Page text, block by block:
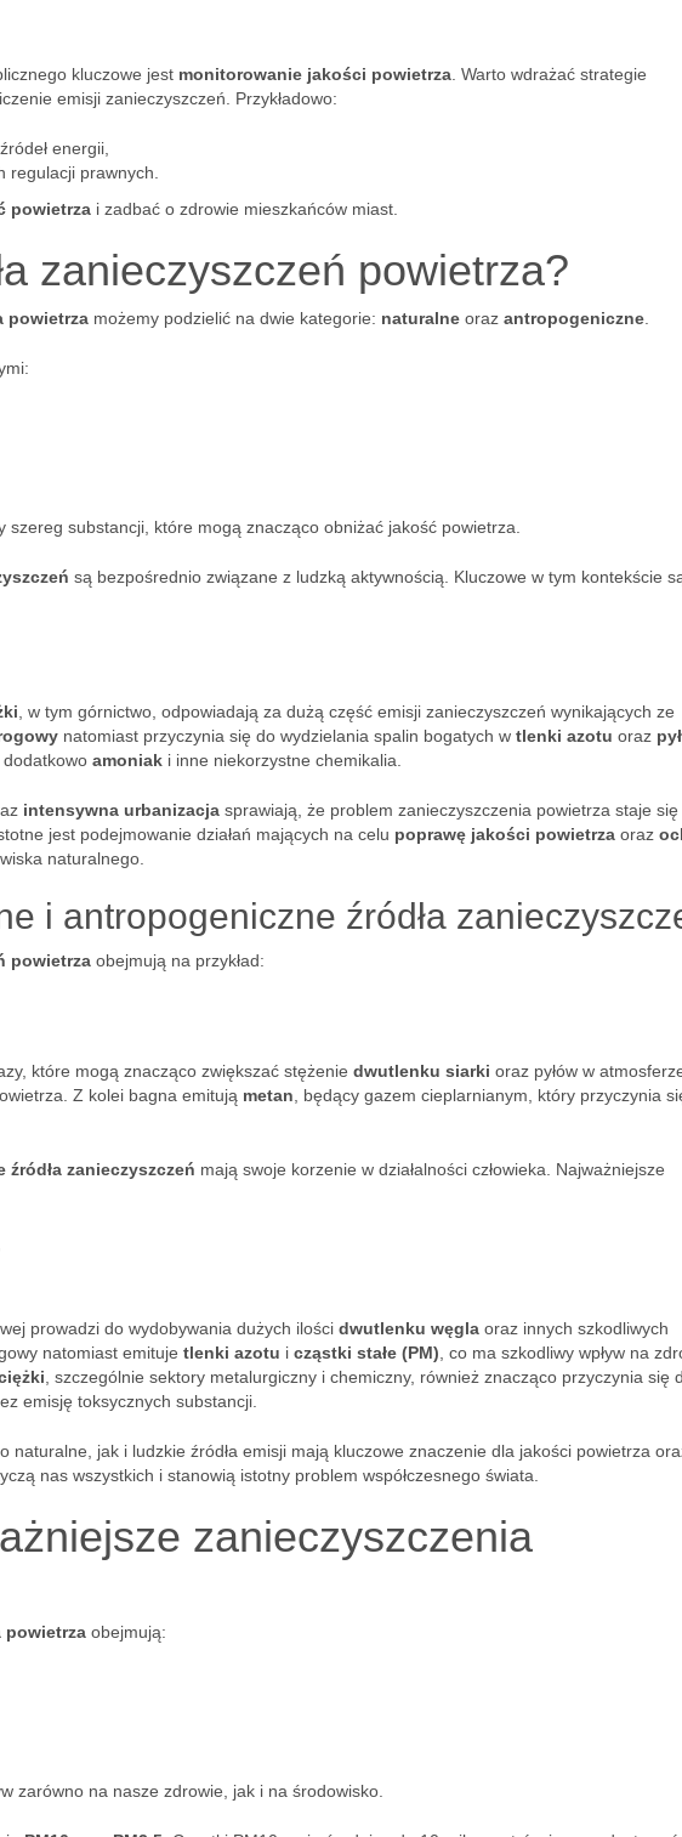
kluczowe jest monitorowanie jakości powietrza . Warto wdrażać strategie
emisji zanieczyszczeń. Przykładowo:
energii,
regulacji prawnych.
powietrza i zadbać o zdrowie mieszkańców miast.
zanieczyszczeń powietrza?
powietrza możemy podzielić na dwie kategorie: naturalne oraz antropogeniczne
szereg substancji, które mogą znacząco obniżać jakość powietrza.
są bezpośrednio związane z ludzką aktywnością. Kluczowe w tym kontekście
, w tym górnictwo, odpowiadają za dużą część emisji zanieczyszczeń wynikających ze
natomiast przyczynia się do wydzielania spalin bogatych w tlenki azotu oraz
amoniak i inne niekorzystne chemikalia.
intensywna urbanizacja sprawiają, że problem zanieczyszczenia powietrza staje
jest podejmowanie działań mających na celu poprawę jakości powietrza oraz
naturalnego.
i antropogeniczne źródła
powietrza obejmują na przykład:
które mogą znacząco zwiększać stężenie dwutlenku siarki oraz pyłów w
Z kolei bagna emitują metan , będący gazem cieplarnianym, który przyczynia
zanieczyszczeń mają swoje korzenie w działalności człowieka. Najważniejsze
prowadzi do wydobywania dużych ilości dwutlenku węgla oraz innych szkodliwych
natomiast emituje tlenki azotu i cząstki stałe (PM) , co ma szkodliwy wpływ na
, szczególnie sektory metalurgiczny i chemiczny, również znacząco przyczynia się
emisję toksycznych substancji.
naturalne, jak i ludzkie źródła emisji mają kluczowe znaczenie dla jakości powietrza
nas wszystkich i stanowią istotny problem współczesnego świata.
zanieczyszczenia
powietrza obejmują:
zarówno na nasze zdrowie, jak i na środowisko.